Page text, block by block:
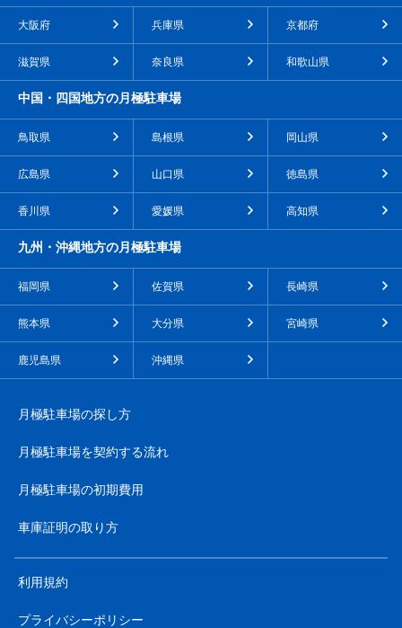
大阪府 兵庫県 京都府
滋賀県 奈良県 和歌山県
中国・四国地方の月極駐車場
鳥取県 島根県 岡山県
広島県 山口県 徳島県
香川県 愛媛県 高知県
九州・沖縄地方の月極駐車場
福岡県 佐賀県 長崎県
熊本県 大分県 宮崎県
鹿児島県 沖縄県
月極駐車場の探し方
月極駐車場を契約する流れ
月極駐車場の初期費用
車庫証明の取り方
利用規約
プライバシーポリシー